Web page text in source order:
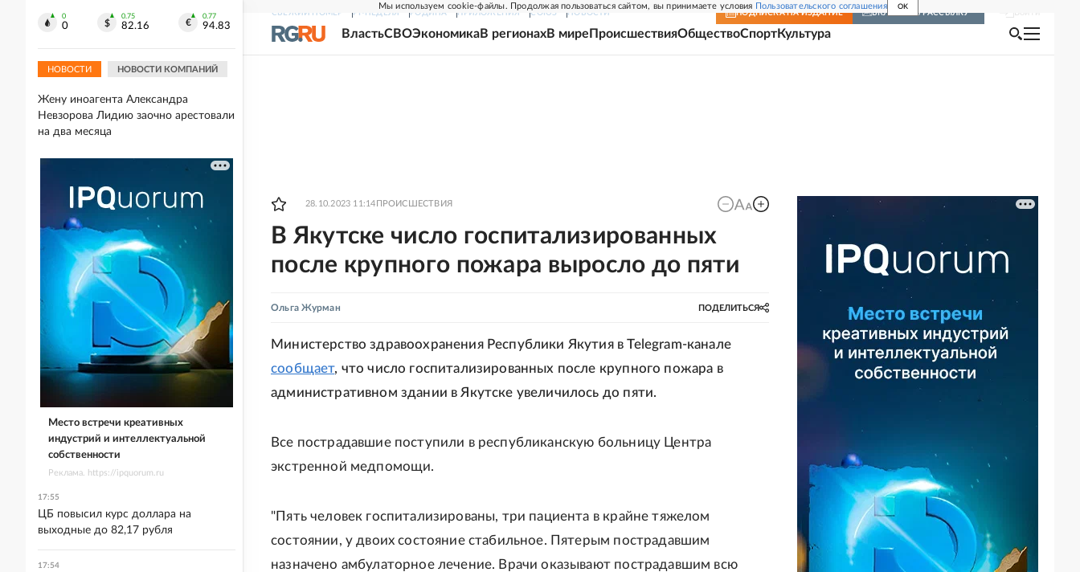
Мы используем cookie-файлы. Продолжая пользоваться сайтом, вы принимаете условия Пользовательского соглашения OK
СВЕЖИЙ НОМЕР РГ-НЕДЕЛЯ РОДИНА ПРИЛОЖЕНИЯ СОЮЗ НОВОСТИ ПОДПИСКА НА ИЗДАНИЕ ВКЛЮЧИТЬ РАССЫЛКУ
ВластьСВОЭкономикаВ регионахВ мире ПроисшествияОбществоСпортКультура
28.10.2023 11:14 ПРОИСШЕСТВИЯ
В Якутске число госпитализированных
после крупного пожара выросло до пяти
Ольга Журман ПОДЕЛИТЬСЯ
Министерство здравоохранения Республики Якутия в Telegram-канале
сообщает, что число госпитализированных после крупного пожара в
административном здании в Якутске увеличилось до пяти.
Все пострадавшие поступили в республиканскую больницу Центра
экстренной медпомощи.
"Пять человек госпитализированы, три пациента в крайне тяжелом
состоянии, у двоих состояние стабильное. Пятерым пострадавшим
назначено амбулаторное лечение. Врачи оказывают пострадавшим всю
0
0
0.75
82.16
0.77
94.83
НОВОСТИ НОВОСТИ КОМПАНИЙ
ВС России ударили по двум судам с
оружием и имуществом для ВСУ в
Жену иноагента Александра
Невзорова Лидию заочно арестовали
на два месяца
Место встречи креативных
индустрий и интеллектуальной
собственности
Реклама. https://ipquorum.ru
17:55
ЦБ повысил курс доллара на
выходные до 82,17 рубля
17:54